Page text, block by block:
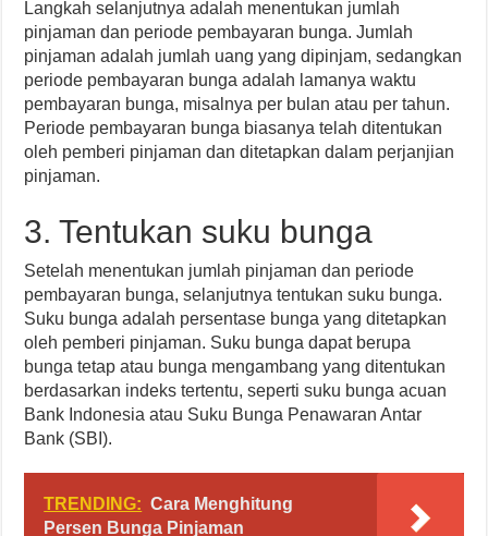
Langkah selanjutnya adalah menentukan jumlah
pinjaman dan periode pembayaran bunga. Jumlah
pinjaman adalah jumlah uang yang dipinjam, sedangkan
periode pembayaran bunga adalah lamanya waktu
pembayaran bunga, misalnya per bulan atau per tahun.
Periode pembayaran bunga biasanya telah ditentukan
oleh pemberi pinjaman dan ditetapkan dalam perjanjian
pinjaman.
3. Tentukan suku bunga
Setelah menentukan jumlah pinjaman dan periode
pembayaran bunga, selanjutnya tentukan suku bunga.
Suku bunga adalah persentase bunga yang ditetapkan
oleh pemberi pinjaman. Suku bunga dapat berupa
bunga tetap atau bunga mengambang yang ditentukan
berdasarkan indeks tertentu, seperti suku bunga acuan
Bank Indonesia atau Suku Bunga Penawaran Antar
Bank (SBI).
TRENDING: Cara Menghitung
Persen Bunga Pinjaman